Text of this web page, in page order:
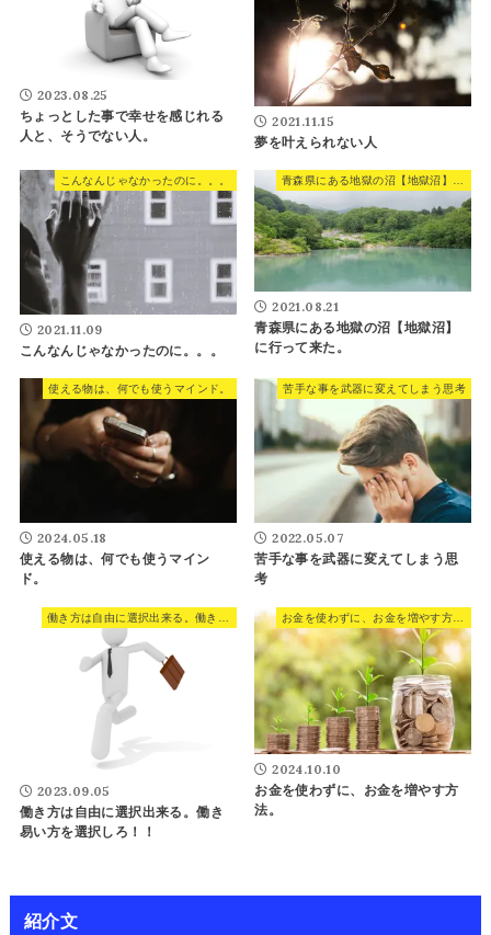
2023.08.25
ちょっとした事で幸せを感じれる
人と、そうでない人。
2021.11.15
夢を叶えられない人
こんなんじゃなかったのに。。。
2021.11.09
こんなんじゃなかったのに。。。
2021.08.21
青森県にある地獄の沼【地獄沼】
に行って来た。
使える物は、何でも使うマインド。
2024.05.18
使える物は、何でも使うマイン
ド。
苦手な事を武器に変えてしまう思考
2022.05.07
苦手な事を武器に変えてしまう思
考
2023.09.05
働き方は自由に選択出来る。働き
易い方を選択しろ！！
2024.10.10
お金を使わずに、お金を増やす方
法。
紹介文